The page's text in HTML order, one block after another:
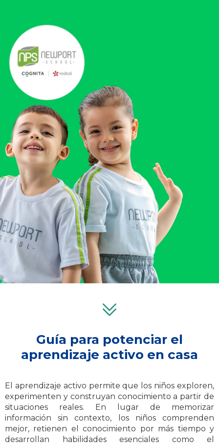
Guía para potenciar el
aprendizaje activo en casa
El aprendizaje activo permite que los niños exploren,
experimenten y construyan conocimiento a partir de
situaciones reales. En lugar de memorizar
información sin contexto, los niños comprenden
mejor, retienen el conocimiento por más tiempo y
desarrollan habilidades esenciales como el